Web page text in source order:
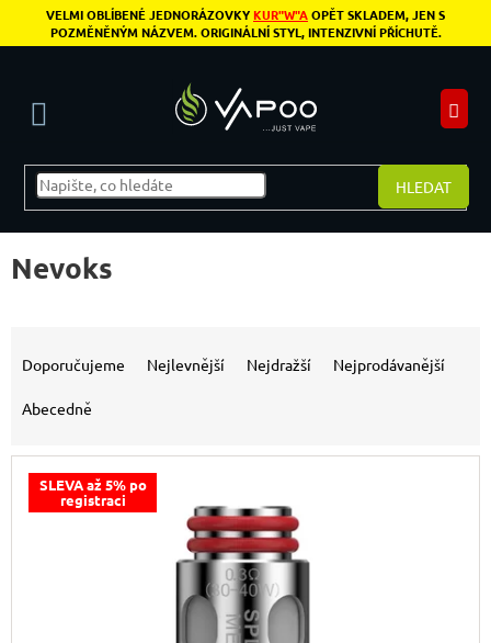
Přejít na obsah
VELMI OBLÍBENÉ JEDNORÁZOVKYKUR"W"AOPĚT SKLADEM, JEN S
POZMĚNĚNÝM NÁZVEM. ORIGINÁLNÍ STYL, INTENZIVNÍ PŘÍCHUTĚ.
HLEDAT
Nevoks
Doporučujeme Nejlevnější Nejdražší Nejprodávanější
Abecedně
Výpis produktů
SLEVA až 5% po
registraci